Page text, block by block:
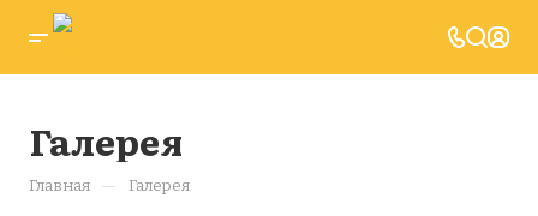
Галерея
Главная — Галерея